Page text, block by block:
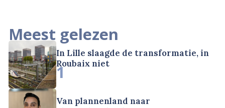
Meest gelezen
In Lille slaagde de transformatie, in
Roubaix niet
1
Van plannenland naar